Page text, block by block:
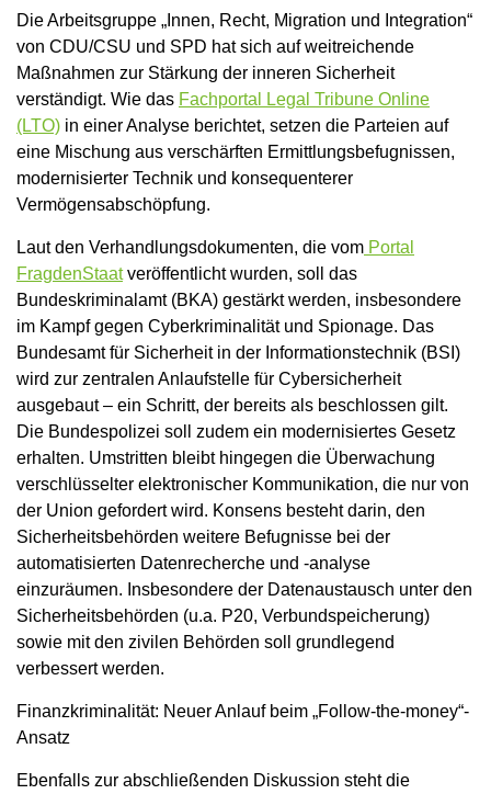
Die Arbeitsgruppe „Innen, Recht, Migration und Integration“
von CDU/CSU und SPD hat sich auf weitreichende
Maßnahmen zur Stärkung der inneren Sicherheit
verständigt. Wie das Fachportal Legal Tribune Online
(LTO) in einer Analyse berichtet, setzen die Parteien auf
eine Mischung aus verschärften Ermittlungsbefugnissen,
modernisierter Technik und konsequenterer
Vermögensabschöpfung.
Laut den Verhandlungsdokumenten, die vom Portal
FragdenStaatveröffentlicht wurden, soll das
Bundeskriminalamt (BKA) gestärkt werden, insbesondere
im Kampf gegen Cyberkriminalität und Spionage. Das
Bundesamt für Sicherheit in der Informationstechnik (BSI)
wird zur zentralen Anlaufstelle für Cybersicherheit
ausgebaut – ein Schritt, der bereits als beschlossen gilt.
Die Bundespolizei soll zudem ein modernisiertes Gesetz
erhalten. Umstritten bleibt hingegen die Überwachung
verschlüsselter elektronischer Kommunikation, die nur von
der Union gefordert wird. Konsens besteht darin, den
Sicherheitsbehörden weitere Befugnisse bei der
automatisierten Datenrecherche und -analyse
einzuräumen. Insbesondere der Datenaustausch unter den
Sicherheitsbehörden (u.a. P20, Verbundspeicherung)
sowie mit den zivilen Behörden soll grundlegend
verbessert werden.
Finanzkriminalität: Neuer Anlauf beim „Follow-the-money“-
Ansatz
Ebenfalls zur abschließenden Diskussion steht die